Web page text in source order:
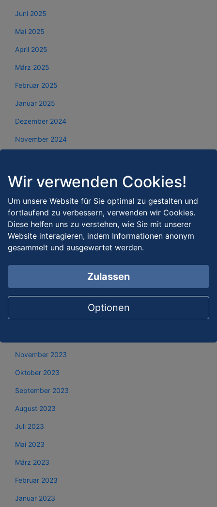
Juni 2025
Mai 2025
April 2025
März 2025
Februar 2025
Januar 2025
Dezember 2024
November 2024
September 2024
Juli 2024
Juni 2024
Mai 2024
April 2024
Januar 2024
November 2023
Oktober 2023
September 2023
August 2023
Juli 2023
Mai 2023
März 2023
Februar 2023
Januar 2023
Wir verwenden Cookies!
Um unsere Website für Sie optimal zu gestalten und
fortlaufend zu verbessern, verwenden wir Cookies.
Diese helfen uns zu verstehen, wie Sie mit unserer
Website interagieren, indem Informationen anonym
gesammelt und ausgewertet werden.
Zulassen
Optionen